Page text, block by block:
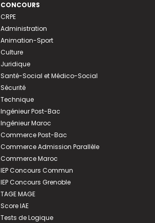
CONCOURS
CRPE
Administration
Animation-Sport
Culture
Juridique
Santé-Social et Médico-Social
Sécurité
Technique
Ingénieur Post-Bac
Ingénieur Maroc
Commerce Post-Bac
Commerce Admission Parallèle
Commerce Maroc
IEP Concours Commun
IEP Concours Grenoble
TAGE MAGE
Score IAE
Tests de Logique